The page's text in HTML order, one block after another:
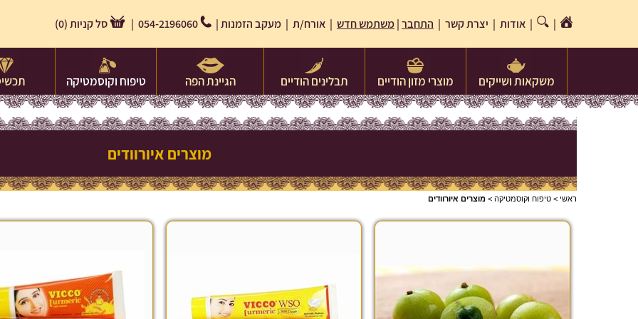
|
| אודות | יצרת קשר | התחבר|משתמש חדש | אורח/ת | מעקב הזמנות| סל קניות(
0
)
משקאות ושייקים מוצרי מזון הודיים תבלינים הודיים הגיינת הפה טיפוח וקוסמטיקה
מוצרים איורוודים
ראשי > טיפוח וקוסמטיקה > מוצרים איורוודים